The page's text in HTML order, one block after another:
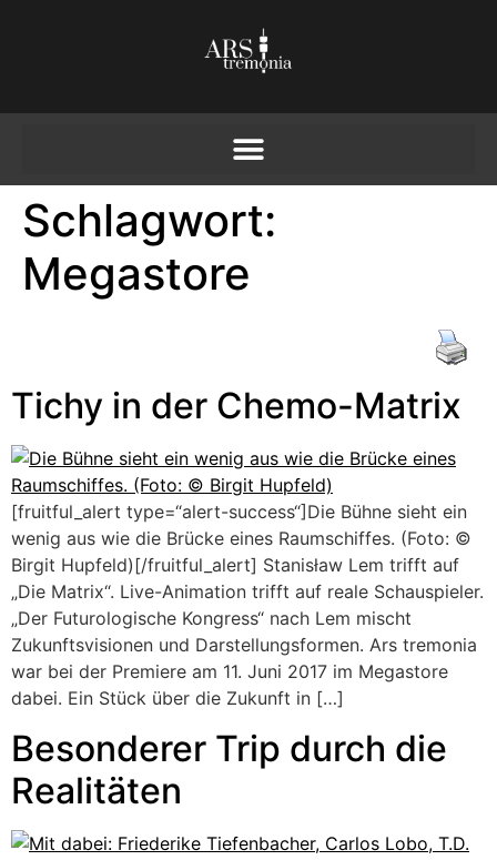
Schlagwort:
Megastore
Tichy in der Chemo-Matrix
[fruitful_alert type=“alert-success“]Die Bühne sieht ein
wenig aus wie die Brücke eines Raumschiffes. (Foto: ©
Birgit Hupfeld)[/fruitful_alert] Stanisław Lem trifft auf
„Die Matrix“. Live-Animation trifft auf reale Schauspieler.
„Der Futurologische Kongress“ nach Lem mischt
Zukunftsvisionen und Darstellungsformen. Ars tremonia
war bei der Premiere am 11. Juni 2017 im Megastore
dabei. Ein Stück über die Zukunft in […]
Besonderer Trip durch die
Realitäten